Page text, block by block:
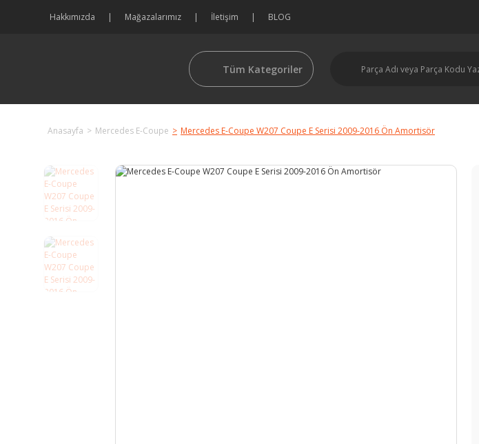
Hakkımızda Mağazalarımız İletişim BLOG
Tüm Kategoriler
Anasayfa Mercedes E-Coupe Mercedes E-Coupe W207 Coupe E Serisi 2009-2016 Ön Amortisör